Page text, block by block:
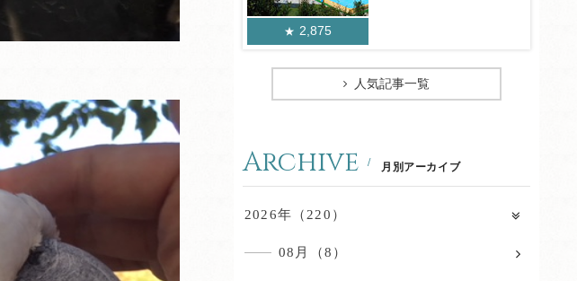
2,875
人気記事一覧
Archive 月別アーカイブ
2026年（220）
08月（8）